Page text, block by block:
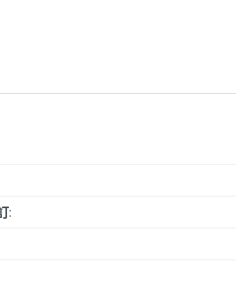
: